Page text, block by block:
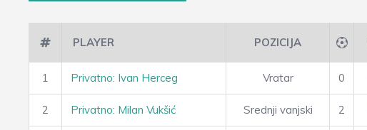
PLAYER POZICIJA
1 Privatno: Ivan Herceg Vratar 0
2 Privatno: Milan Vukšić Srednji vanjski 2